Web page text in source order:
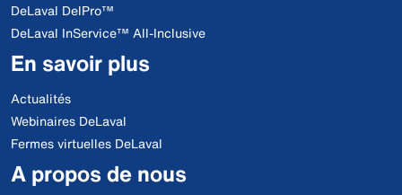
DeLaval DelPro™
DeLaval InService™ All-Inclusive
En savoir plus
Actualités
Webinaires DeLaval
Fermes virtuelles DeLaval
A propos de nous